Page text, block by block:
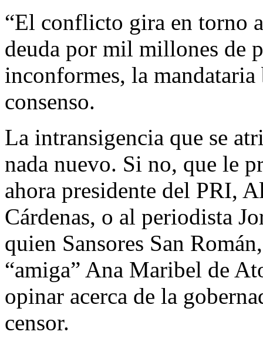
“El conflicto gira en torno
deuda por mil millones de
inconformes, la
consenso.
La intransigencia que se
nada nuevo. Si no, que le
ahora presidente del PRI,
Cárdenas, o al periodista
quien Sansores San
“amiga” Ana Maribel de
opinar acerca de la
censor.